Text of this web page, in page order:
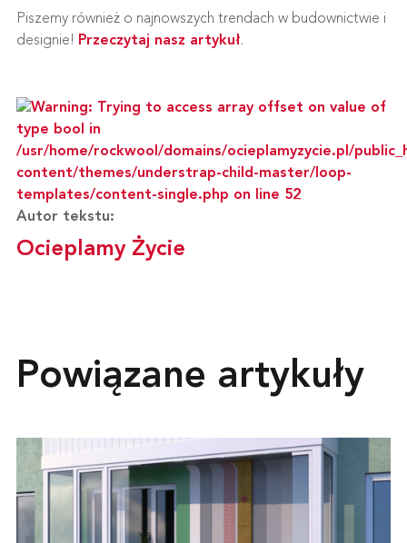
Piszemy również o najnowszych trendach w budownictwie i
designie! Przeczytaj nasz artykuł.
Autor tekstu:
Ocieplamy Życie
Powiązane artykuły